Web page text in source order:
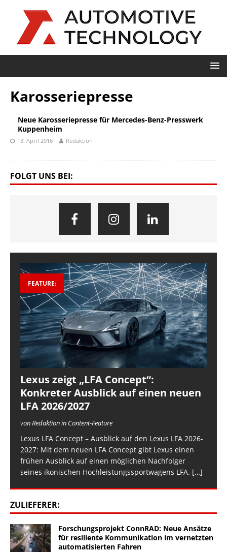
Karosseriepresse
Neue Karosseriepresse für Mercedes-Benz-Presswerk
Kuppenheim
13. April 2016 Redaktion
FOLGT UNS BEI:
FEATURE:
Lexus zeigt „LFA Concept“:
Konkreter Ausblick auf einen neuen
LFA 2026/2027
von Redaktion in Content-Feature
Lexus LFA Concept – Ausblick auf den Lexus LFA 2026-
2027: Mit dem neuen LFA Concept gibt Lexus einen
frühen Ausblick auf einen möglichen Nachfolger
seines ikonischen Hochleistungssportwagens LFA. […]
ZULIEFERER:
Forschungsprojekt ConnRAD: Neue Ansätze
für resiliente Kommunikation im vernetzten
automatisierten Fahren